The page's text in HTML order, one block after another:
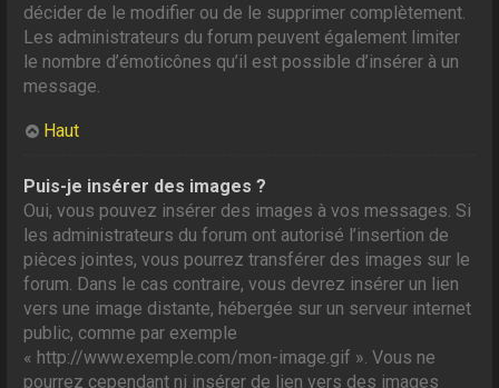
décider de le modifier ou de le supprimer complètement.
Les administrateurs du forum peuvent également limiter
le nombre d’émoticônes qu’il est possible d’insérer à un
message.
Haut
Puis-je insérer des images ?
Oui, vous pouvez insérer des images à vos messages. Si
les administrateurs du forum ont autorisé l’insertion de
pièces jointes, vous pourrez transférer des images sur le
forum. Dans le cas contraire, vous devrez insérer un lien
vers une image distante, hébergée sur un serveur internet
public, comme par exemple
« http://www.exemple.com/mon-image.gif ». Vous ne
pourrez cependant ni insérer de lien vers des images